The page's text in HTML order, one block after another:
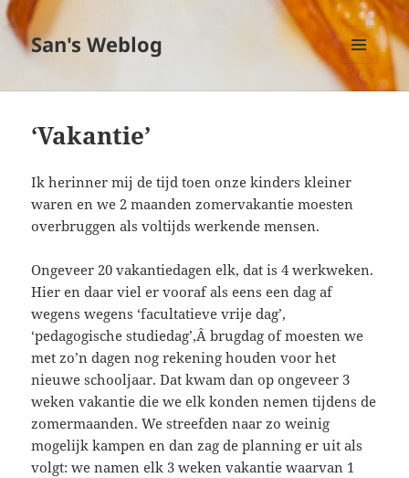
San's Weblog
MENU
EN
‘Vakantie’
Ik herinner mij de tijd toen onze kinders kleiner
waren en we 2 maanden zomervakantie moesten
overbruggen als voltijds werkende mensen.
Ongeveer 20 vakantiedagen elk, dat is 4 werkweken.
Hier en daar viel er vooraf als eens een dag af
wegens wegens ‘facultatieve vrije dag’,
‘pedagogische studiedag’,Â brugdag of moesten we
met zo’n dagen nog rekening houden voor het
nieuwe schooljaar. Dat kwam dan op ongeveer 3
weken vakantie die we elk konden nemen tijdens de
zomermaanden. We streefden naar zo weinig
mogelijk kampen en dan zag de planning er uit als
volgt: we namen elk 3 weken vakantie waarvan 1